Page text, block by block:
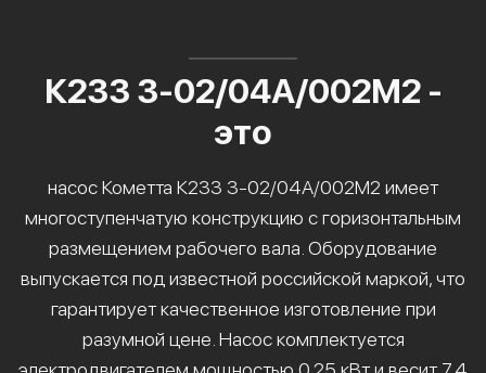
К233 3-02/04А/002М2 -
это
насос Кометта К233 3-02/04А/002М2 имеет
многоступенчатую конструкцию с горизонтальным
размещением рабочего вала. Оборудование
выпускается под известной российской маркой, что
гарантирует качественное изготовление при
разумной цене. Насос комплектуется